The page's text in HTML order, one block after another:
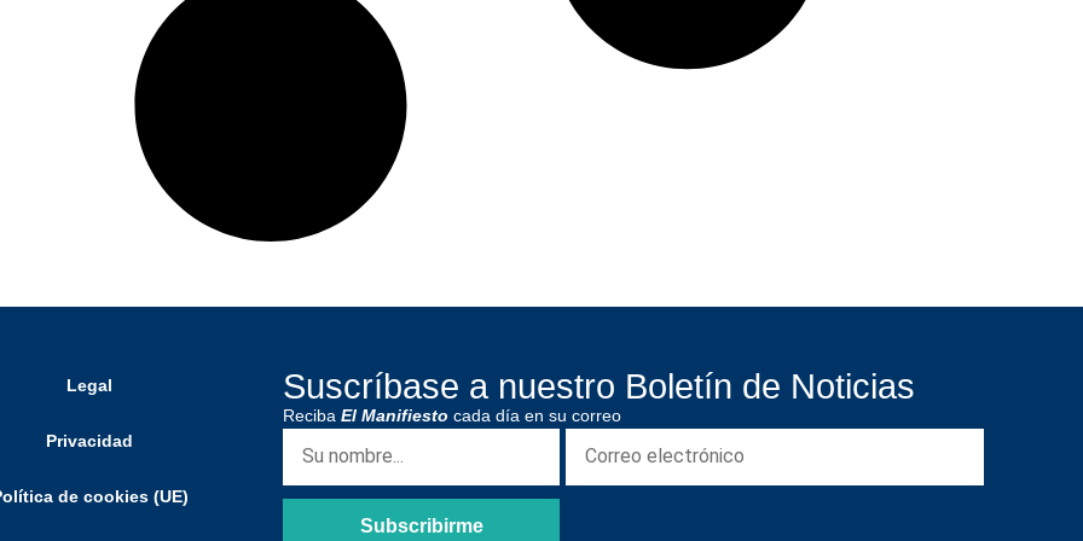
Legal
Privacidad
de cookies (UE)
Suscríbase a nuestro Boletín de Noticias
Reciba El Manifiesto cada día en su correo
Subscribirme